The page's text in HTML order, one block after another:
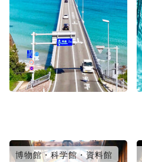
博物館・科学館・資料館